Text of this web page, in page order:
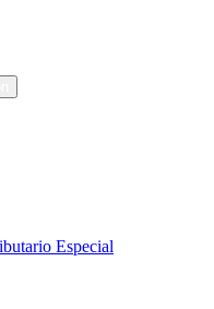
Especial